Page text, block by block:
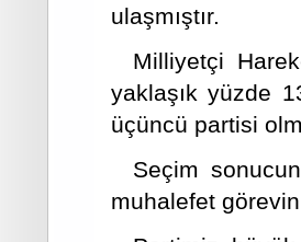
ulaşmıştır.
Milliyetçi
yaklaşık yüzde
üçüncü partisi
Seçim
muhalefet